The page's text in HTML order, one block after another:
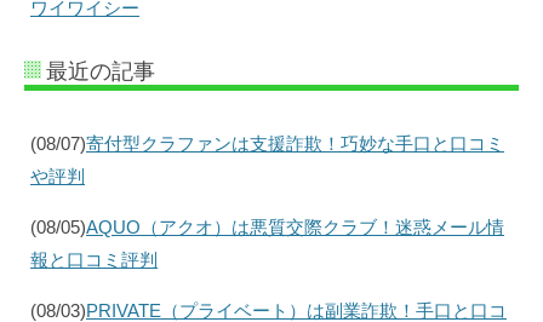
ワイワイシー
最近の記事
(08/07)寄付型クラファンは支援詐欺！巧妙な手口と口コミ
や評判
(08/05)AQUO（アクオ）は悪質交際クラブ！迷惑メール情
報と口コミ評判
(08/03)PRIVATE（プライベート）は副業詐欺！手口と口コ